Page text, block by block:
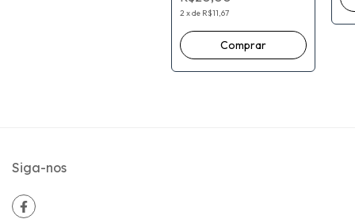
2 xde R$11,67
Siga-nos